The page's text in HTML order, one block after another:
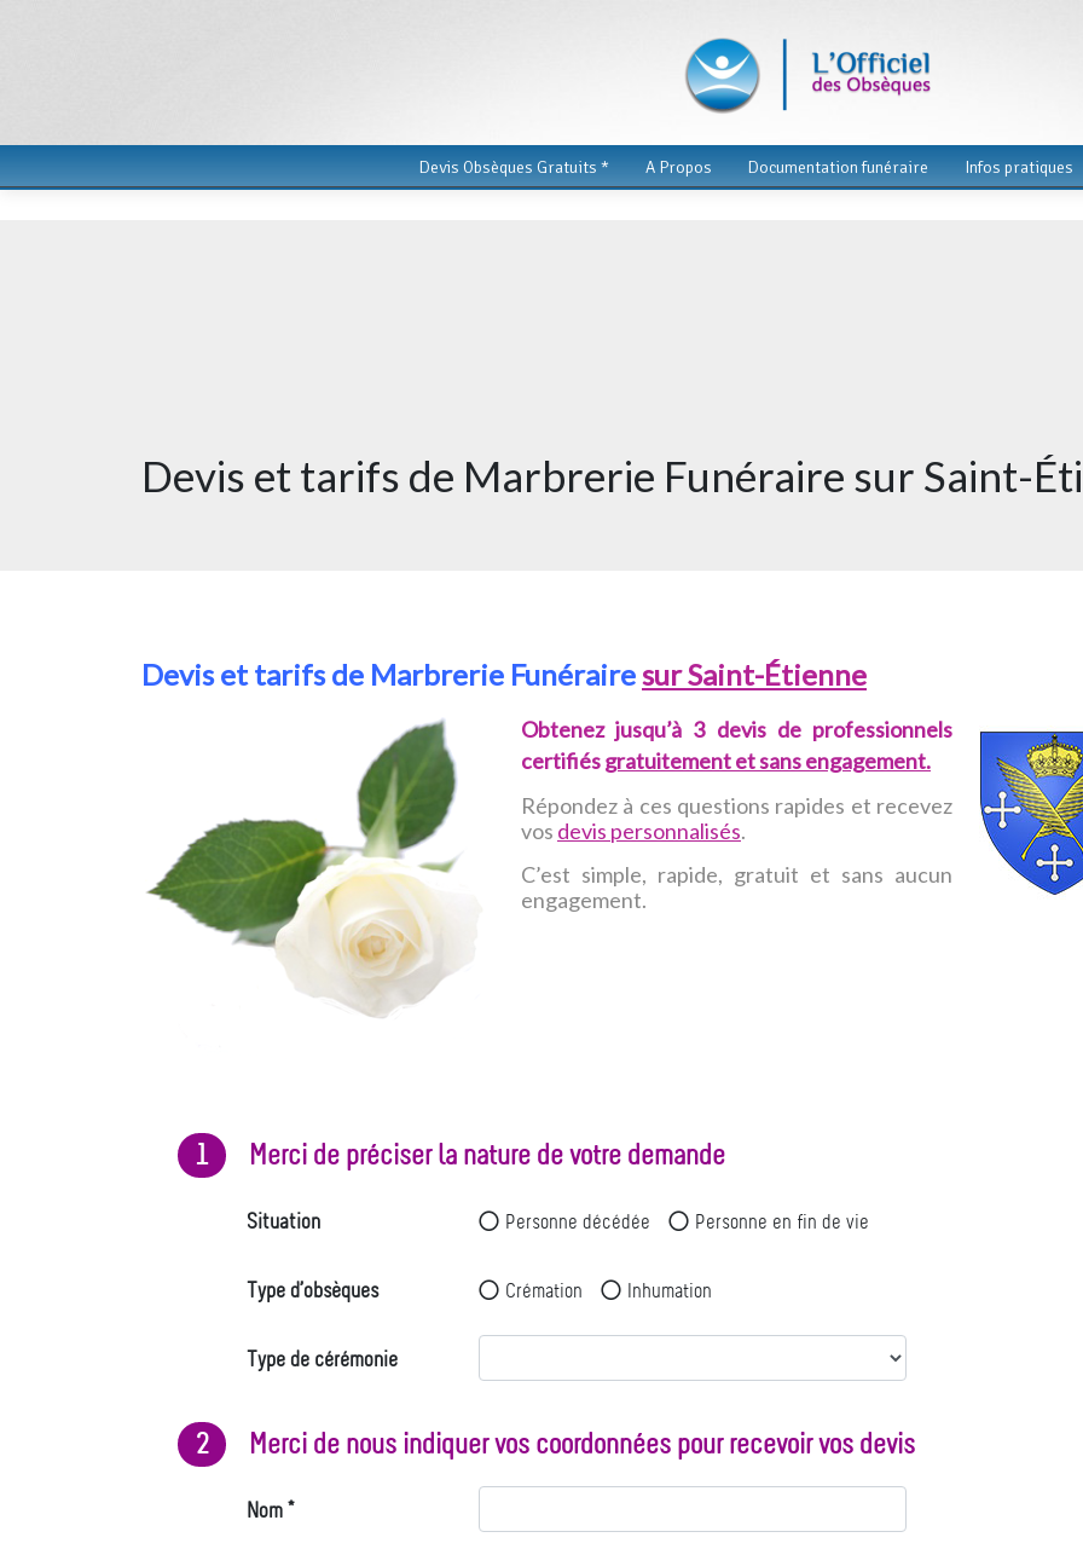
Devis Obsèques Gratuits * A Propos Documentation funéraire Infos pratiques
Devis et tarifs de Marbrerie Funéraire sur Saint-
Devis et tarifs de Marbrerie Funérairesur Saint-Étienne
Obtenez jusqu’à 3 devis de professionnels
certifiésgratuitement et sans engagement.
Répondez à ces questions rapides et recevez
vos devis personnalisés.
C’est simple, rapide, gratuit et sans aucun
engagement.